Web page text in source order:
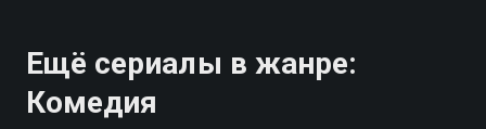
Ещё сериалы в жанре:
Комедия